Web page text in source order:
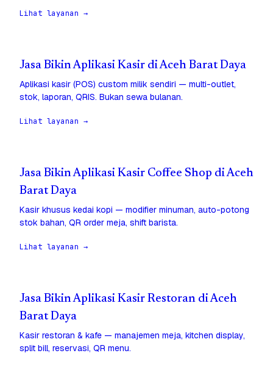
Lihat layanan →
Jasa Bikin Aplikasi Kasir di Aceh Barat Daya
Aplikasi kasir (POS) custom milik sendiri — multi-outlet,
stok, laporan, QRIS. Bukan sewa bulanan.
Lihat layanan →
Jasa Bikin Aplikasi Kasir Coffee Shop di Aceh
Barat Daya
Kasir khusus kedai kopi — modifier minuman, auto-potong
stok bahan, QR order meja, shift barista.
Lihat layanan →
Jasa Bikin Aplikasi Kasir Restoran di Aceh
Barat Daya
Kasir restoran & kafe — manajemen meja, kitchen display,
split bill, reservasi, QR menu.